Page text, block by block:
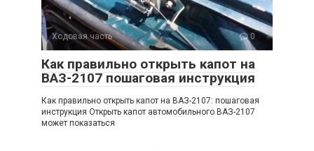
Ходовая часть 0
Как правильно открыть капот на
ВАЗ-2107 пошаговая инструкция
Как правильно открыть капот на ВАЗ-2107: пошаговая
инструкция Открыть капот автомобильного ВАЗ-2107
может показаться